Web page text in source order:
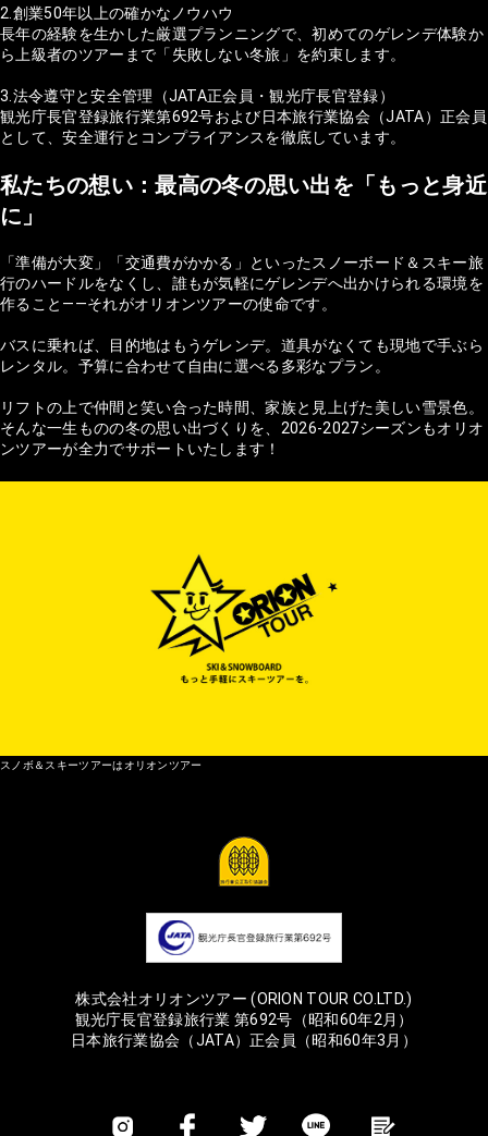
2.創業50年以上の確かなノウハウ
長年の経験を生かした厳選プランニングで、初めてのゲレンデ体験か
ら上級者のツアーまで「失敗しない冬旅」を約束します。
3.法令遵守と安全管理（JATA正会員・観光庁長官登録）
観光庁長官登録旅行業第692号および日本旅行業協会（JATA）正会員
として、安全運行とコンプライアンスを徹底しています。
私たちの想い：最高の冬の思い出を「もっと身近
に」
「準備が大変」「交通費がかかる」といったスノーボード＆スキー旅
行のハードルをなくし、誰もが気軽にゲレンデへ出かけられる環境を
作ること——それがオリオンツアーの使命です。
バスに乗れば、目的地はもうゲレンデ。道具がなくても現地で手ぶら
レンタル。予算に合わせて自由に選べる多彩なプラン。
リフトの上で仲間と笑い合った時間、家族と見上げた美しい雪景色。
そんな一生ものの冬の思い出づくりを、2026-2027シーズンもオリオ
ンツアーが全力でサポートいたします！
スノボ＆スキーツアーはオリオンツアー
株式会社オリオンツアー (ORION TOUR CO.LTD.)
観光庁長官登録旅行業 第692号（昭和60年2月）
日本旅行業協会（JATA）正会員（昭和60年3月）